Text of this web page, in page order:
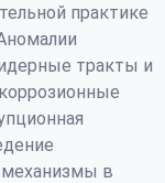
практике
тракты и
в